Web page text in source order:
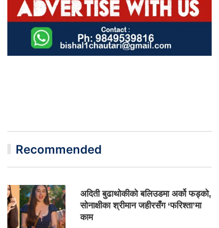
Recommended
अदिती बुढाथोकीको बलिउडमा अर्को फड्को,
सोनाक्षीका श्रीमान जहीरसँग ‘फरिश्ता’मा
काम